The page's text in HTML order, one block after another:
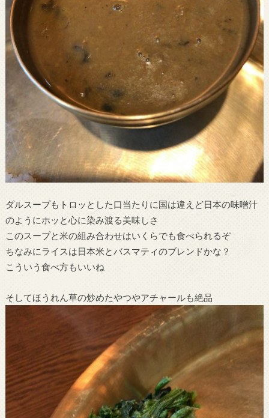
ダルスープもトロッとした口当たりに国は違えど日本の味噌汁
のようにホッと心に染み渡る美味しさ
このスープと米の組み合わせはいくらでも食べられるぞ
ちなみにライスは日本米とバスマティのブレンドかな？
こういう食べ方もいいね
そしてほうれん草の炒めたやつやアチャールも絶品